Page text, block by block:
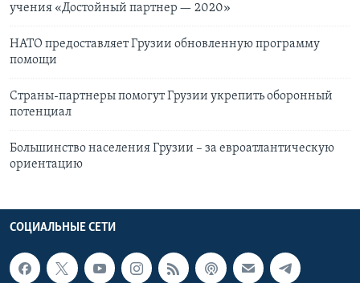
учения «Достойный партнер — 2020»
НАТО предоставляет Грузии обновленную программу
помощи
Страны-партнеры помогут Грузии укрепить оборонный
потенциал
Большинство населения Грузии – за евроатлантическую
ориентацию
СОЦИАЛЬНЫЕ СЕТИ